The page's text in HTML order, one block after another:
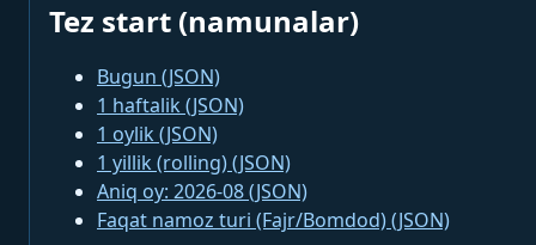
Tez start (namunalar)
Bugun (JSON)
1 haftalik (JSON)
1 oylik (JSON)
1 yillik (rolling) (JSON)
Aniq oy: 2026-08 (JSON)
Faqat namoz turi (Fajr/Bomdod) (JSON)